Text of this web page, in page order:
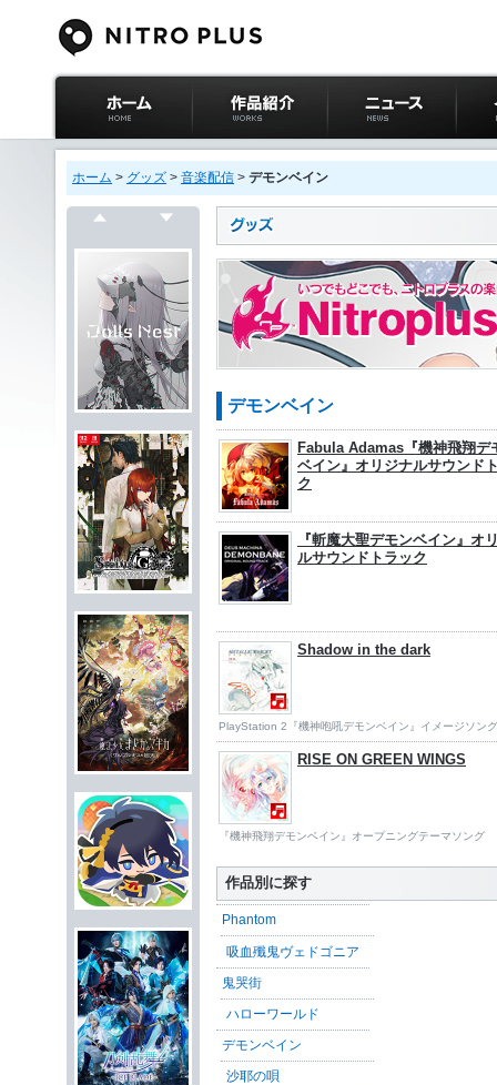
ニトロプラス公式
サイト ホーム
作品紹介 ニュース イベ
ホーム > グッズ > 音楽配信 > デモンベイン
デモンベイン
Fabula Adamas『機神飛翔デ
ベイン』オリジナルサウンド
ク
『斬魔大聖デモンベイン』オ
ルサウンドトラック
Shadow in the dark
PlayStation 2『機神咆吼デモンベイン』イメージソング
RISE ON GREEN WINGS
『機神飛翔デモンベイン』オープニングテーマソング
作品別に探す
Phantom
吸血殲鬼ヴェドゴニア
鬼哭街
ハローワールド
デモンベイン
沙耶の唄